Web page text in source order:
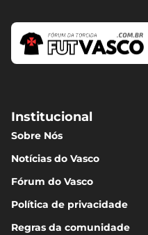
Institucional
Sobre Nós
Notícias do Vasco
Fórum do Vasco
Política de privacidade
Regras da comunidade